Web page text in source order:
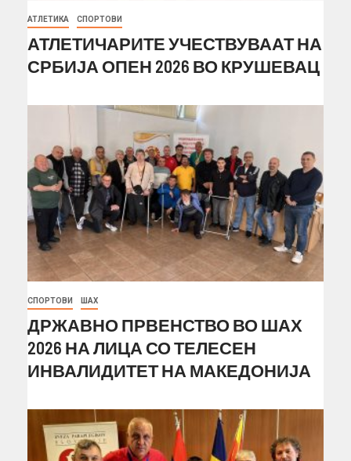
АТЛЕТИКА СПОРТОВИ
АТЛЕТИЧАРИТЕ УЧЕСТВУВААТ НА
СРБИЈА ОПЕН 2026 ВО КРУШЕВАЦ
СПОРТОВИ ШАХ
ДРЖАВНО ПРВЕНСТВО ВО ШАХ
2026 НА ЛИЦА СО ТЕЛЕСЕН
ИНВАЛИДИТЕТ НА МАКЕДОНИЈА